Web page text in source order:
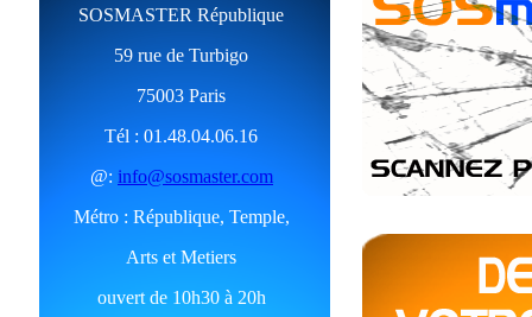
SOSMASTER République
59 rue de Turbigo
75003 Paris
Tél : 01.48.04.06.16
@: info@sosmaster.com
Métro : République, Temple,
Arts et Metiers
ouvert de 10h30 à 20h